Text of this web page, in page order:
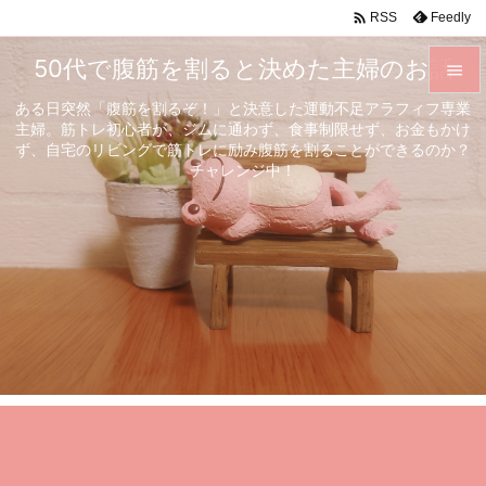
50代で腹筋を割ると決めた主婦のお話
ある日突然「腹筋を割るぞ！」と決意した運動不足アラフィフ専業
主婦。筋トレ初心者が、ジムに通わず、食事制限せず、お金もかけ
ず、自宅のリビングで筋トレに励み腹筋を割ることができるのか？
チャレンジ中！


メニュ
 RSS Feedly